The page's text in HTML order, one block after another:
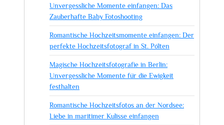
Unvergessliche Momente einfangen: Das
Zauberhafte Baby Fotoshooting
Romantische Hochzeitsmomente einfangen: Der
perfekte Hochzeitsfotograf in St. Pölten
Magische Hochzeitsfotografie in Berlin:
Unvergessliche Momente für die Ewigkeit
festhalten
Romantische Hochzeitsfotos an der Nordsee:
Liebe in maritimer Kulisse einfangen